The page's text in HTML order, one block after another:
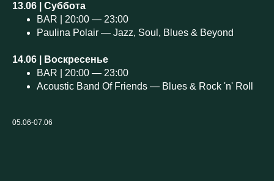
13.06 | Суббота
BAR | 20:00 — 23:00
Paulina Polair — Jazz, Soul, Blues & Beyond
14.06 | Воскресенье
BAR | 20:00 — 23:00
Acoustic Band Of Friends — Blues & Rock 'n' Roll
05.06-07.06